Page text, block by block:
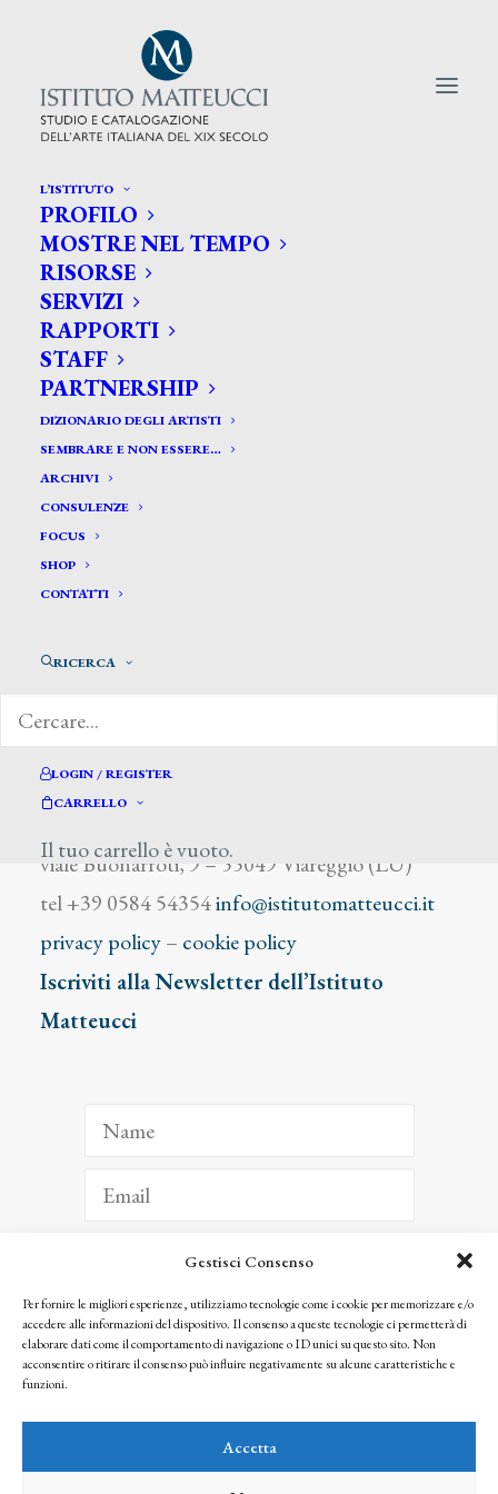
Gestisci Consenso
Per fornire le migliori esperienze, utilizziamo tecnologie come i cookie per memorizzare e/o
accedere alle informazioni del dispositivo. Il consenso a queste tecnologie ci permetterà di
elaborare dati come il comportamento di navigazione o ID unici su questo sito. Non
acconsentire o ritirare il consenso può influire negativamente su alcune caratteristiche e
funzioni.
Accetta
L’ISTITUTO
PROFILO
MOSTRE NEL TEMPO
RISORSE
SERVIZI
RAPPORTI
STAFF
PARTNERSHIP
DIZIONARIO DEGLI ARTISTI
SEMBRARE E NON ESSERE…
ARCHIVI
CONSULENZE
FOCUS
SHOP
CONTATTI
RICERCA
LOGIN / REGISTER
CARRELLO
Il tuo carrello è vuoto.
CERCA TRA GLI ARTISTI:
Search
for:
Castelli C.
viale Buonarroti, 9 – 55049 Viareggio (LU)
tel +39 0584 54354info@istitutomatteucci.it
privacy policy– cookie policy
Iscriviti alla Newsletter dell’Istituto
Matteucci
ISCRIVITI
Facendo clic per iscriverti, riconosci che le tue informazioni saranno trattate
seguendo la nostra Privacy Policy
© 2025 Istituto Matteucci. All right reserved
l’autorizzazione scritta dei proprietari dei diritti e dell’Istituto Matteucci